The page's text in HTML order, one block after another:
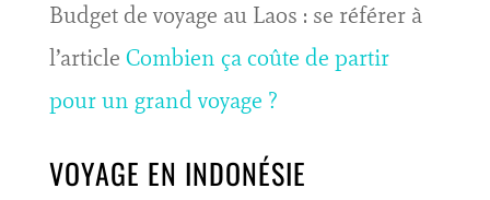
Budget de voyage au Laos : se référer à
l’article Combien ça coûte de partir
pour un grand voyage ?
VOYAGE EN INDONÉSIE